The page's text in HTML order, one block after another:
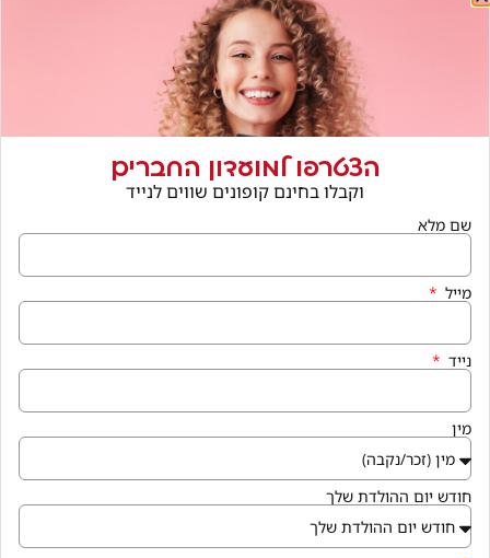
חנויות נוספות בתחום
הצטרפו למועדון החברים
וקבלו בחינם קופונים שווים לנייד
שם מלא
מייל
נייד
מין
חודש יום ההולדת שלך